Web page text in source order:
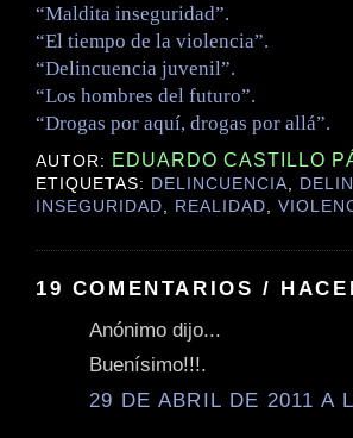
“Maldita inseguridad”.
“El tiempo de la violencia”.
“Delincuencia juvenil”.
“Los hombres del futuro”.
“Drogas por aquí, drogas por allá”.
AUTOR: EDUARDO CASTILLO
ETIQUETAS: DELINCUENCIA,
INSEGURIDAD, REALIDAD,
19 COMENTARIOS /
Anónimo dijo...
Buenísimo!!!.
29 DE ABRIL DE 2011 A